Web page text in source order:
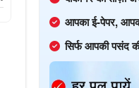
आपका ई-पेपर,
सिर्फ आपकी पसंद